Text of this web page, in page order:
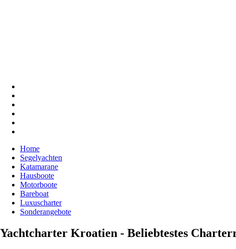
Home
Segelyachten
Katamarane
Hausboote
Motorboote
Bareboat
Luxuscharter
Sonderangebote
Yachtcharter Kroatien - Beliebtestes